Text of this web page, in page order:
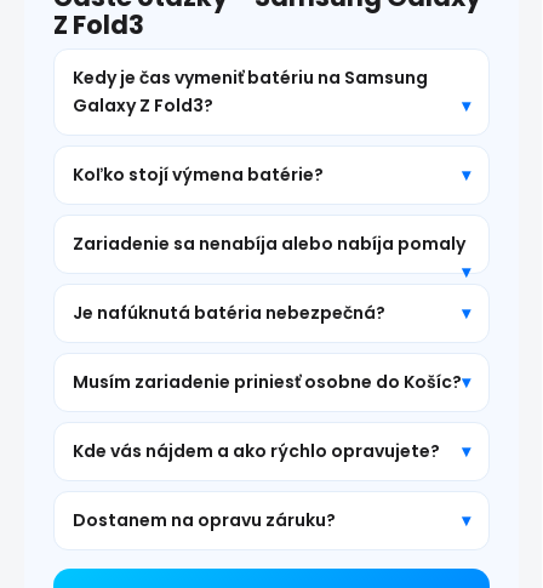
Z Fold3
Kedy je čas vymeniť batériu na Samsung
Galaxy Z Fold3?
Koľko stojí výmena batérie?
Zariadenie sa nenabíja alebo nabíja pomaly
Je nafúknutá batéria nebezpečná?
Musím zariadenie priniesť osobne do Košíc?
Kde vás nájdem a ako rýchlo opravujete?
Dostanem na opravu záruku?